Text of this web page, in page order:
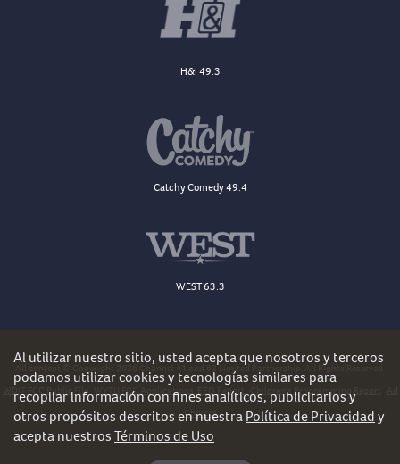
H&I 49.3
Catchy Comedy 49.4
WEST 63.3
All content © Copyright 2026 Channel 41 and 63 Limited Partnership. All Rights Reserved.
WDJT FCC Public File
WYTU FCC Applications EEO Report Children's Programming Report
Choices
Al utilizar nuestro sitio, usted acepta que nosotros y terceros
podamos utilizar cookies y tecnologías similares para
recopilar información con fines analíticos, publicitarios y
otros propósitos descritos en nuestraPolítica de Privacidady
acepta nuestrosTérminos de Uso